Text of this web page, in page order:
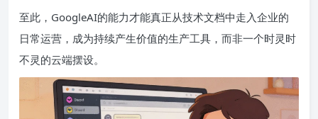
至此，GoogleAI的能力才能真正从技术文档中走入企业的
日常运营，成为持续产生价值的生产工具，而非一个时灵时
不灵的云端摆设。